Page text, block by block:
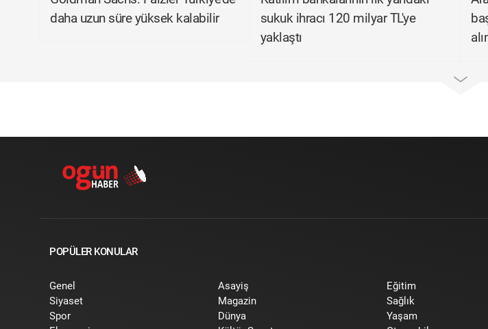
daha uzun süre yüksek kalabilir
sukuk ihracı 120 milyar TL'ye
yaklaştı
POPÜLER KONULAR
Genel
Siyaset
Spor
Asayiş
Magazin
Dünya
Eğitim
Sağlık
Yaşam